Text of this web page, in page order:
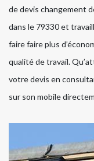
de devis changement
dans le 79330 et
faire faire plus
qualité de travail.
votre devis en
sur son mobile